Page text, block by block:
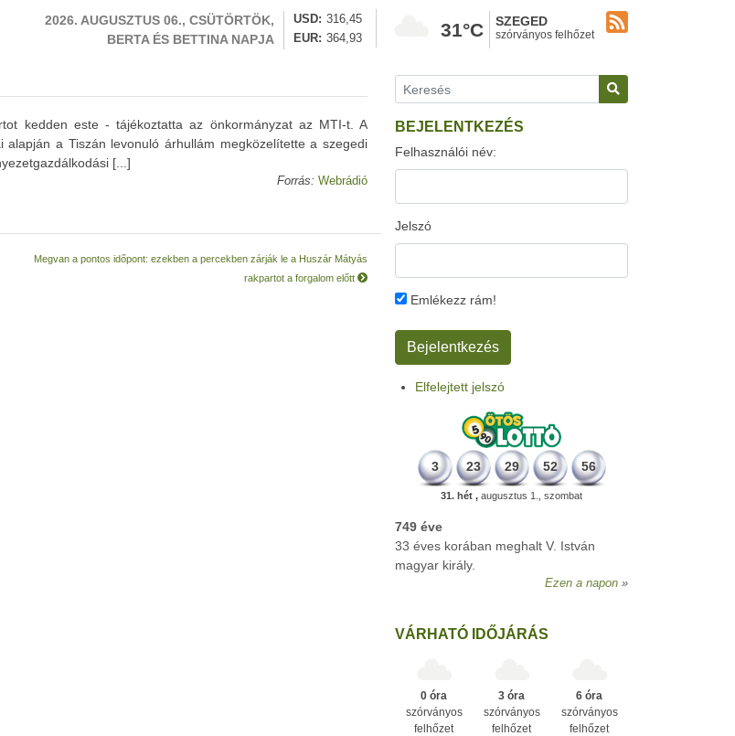
2026. AUGUSZTUS 06., CSÜTÖRTÖK,
BERTA ÉS BETTINA NAPJA
USD
316,45
EUR
364,93 31°C SZEGED
szórványos felhőzet
kedden este - tájékoztatta az önkormányzat az MTI-t. A
a Tiszán levonuló árhullám megközelítette a szegedi
[...]
Forrás: Webrádió
Megvan a pontos időpont: ezekben a percekben zárják le a Huszár Mátyás
rakpartot a forgalom előtt
BEJELENTKEZÉS
Felhasználói név:
Jelszó
Emlékezz rám!
Elfelejtett jelszó
3 23 29 52 56
31. hét , augusztus 1., szombat
VÁRHATÓ IDŐJÁRÁS
0 óra
szórványos
felhőzet
3 óra
szórványos
felhőzet
6 óra
szórványos
felhőzet